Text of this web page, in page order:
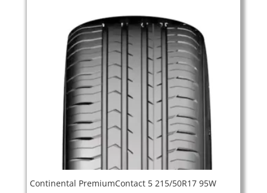
Continental PremiumContact 5 215/50R17 95W